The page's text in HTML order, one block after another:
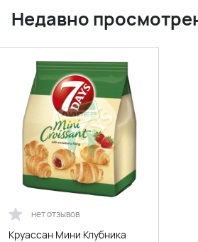
Недавно
нет отзывов
Круассан Мини Клубника